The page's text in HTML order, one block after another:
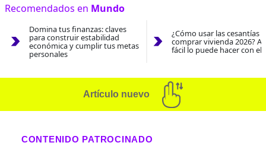
Recomendados en Mundo
Domina tus finanzas: claves
para construir estabilidad
económica y cumplir tus metas
personales
¿Cómo usar las cesantías
comprar vivienda 2026?
fácil lo puede hacer con el
Artículo nuevo
CONTENIDO PATROCINADO